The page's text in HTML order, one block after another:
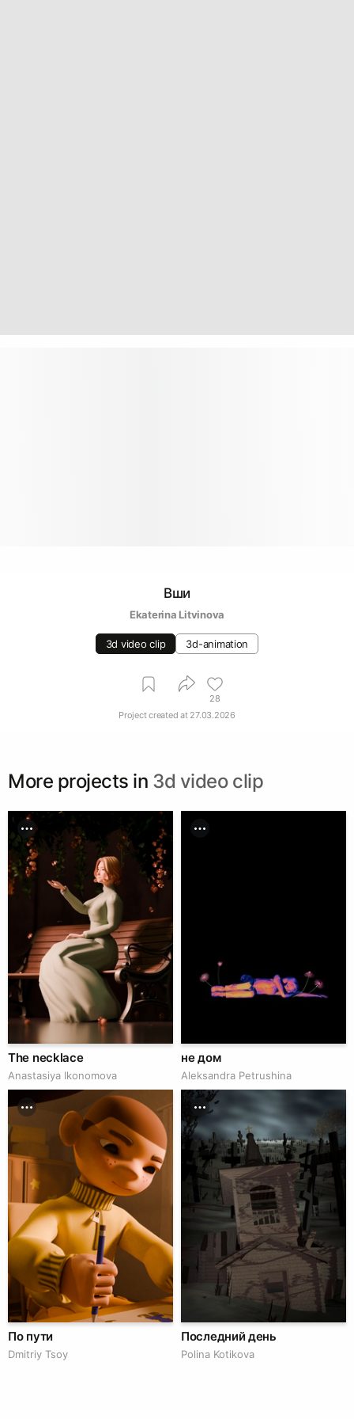
Вши
Ekaterina Litvinova
3d video clip 3d-animation
28
Project created at 27.03.2026
More projects in 3d video clip
The necklace
Anastasiya Ikonomova
не дом
Aleksandra Petrushina
По пути
Dmitriy Tsoy
Последний день
Polina Kotikova